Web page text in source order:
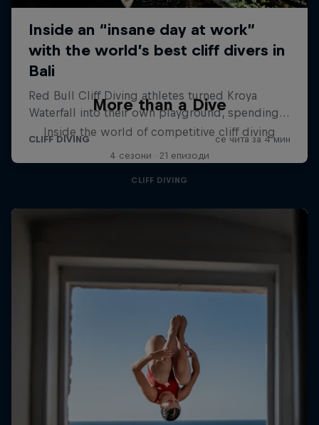
More than a Dive
Inside the world of competitive cliff diving
4 сезони · 21 епизоди
CLIFF DIVING